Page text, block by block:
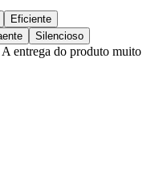
Eficiente
Silencioso
entrega do produto muito